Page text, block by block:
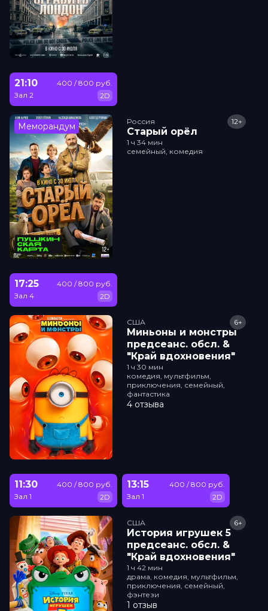
21:10
Зал 2
400 / 800 руб.
2D
Меморандум Россия
Старый орёл
12+
1 ч 34 мин
семейный, комедия
17:25
Зал 4
400 / 800 руб.
2D
США
Миньоны и монстры
прeдсeанc. обсл. &
"Край вдохновения"
6+
1 ч 30 мин
комедия, мультфильм,
приключения, семейный,
фантастика
4 отзыва
11:30
Зал 1
400 / 800 руб.
2D
13:15
Зал 1
400 / 800 руб.
2D
США
История игрушек 5
прeдсeанc. обсл. &
"Край вдохновения"
6+
1 ч 42 мин
драма, комедия, мультфильм,
приключения, семейный,
фэнтези
1 отзыв